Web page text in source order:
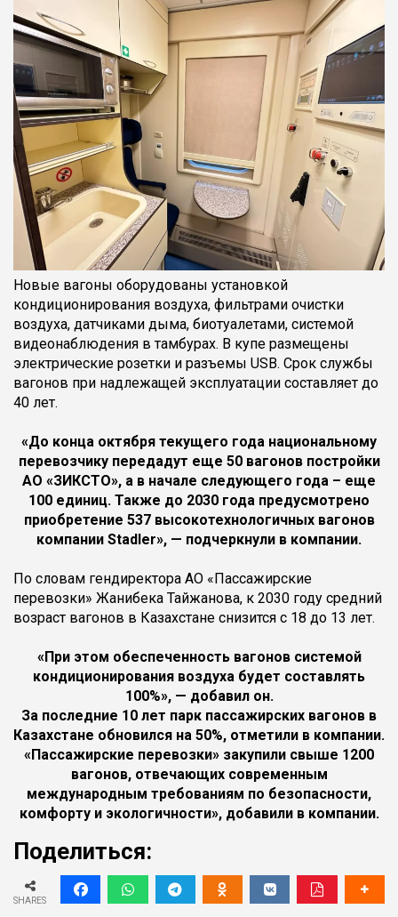
Новые вагоны оборудованы установкой
кондиционирования воздуха, фильтрами очистки
воздуха, датчиками дыма, биотуалетами, системой
видеонаблюдения в тамбурах. В купе размещены
электрические розетки и разъемы USB. Срок службы
вагонов при надлежащей эксплуатации составляет до
40 лет.
«До конца октября текущего года национальному
перевозчику передадут еще 50 вагонов постройки
АО «ЗИКСТО», а в начале следующего года – еще
100 единиц. Также до 2030 года предусмотрено
приобретение 537 высокотехнологичных вагонов
компании Stadler», — подчеркнули в компании.
По словам гендиректора АО «Пассажирские
перевозки» Жанибека Тайжанова, к 2030 году средний
возраст вагонов в Казахстане снизится с 18 до 13 лет.
«При этом обеспеченность вагонов системой
кондиционирования воздуха будет составлять
100%», — добавил он.
За последние 10 лет парк пассажирских вагонов в
Казахстане обновился на 50%, отметили в компании.
«Пассажирские перевозки» закупили свыше 1200
вагонов, отвечающих современным
международным требованиям по безопасности,
комфорту и экологичности», добавили в компании.
Поделиться:
SHARES